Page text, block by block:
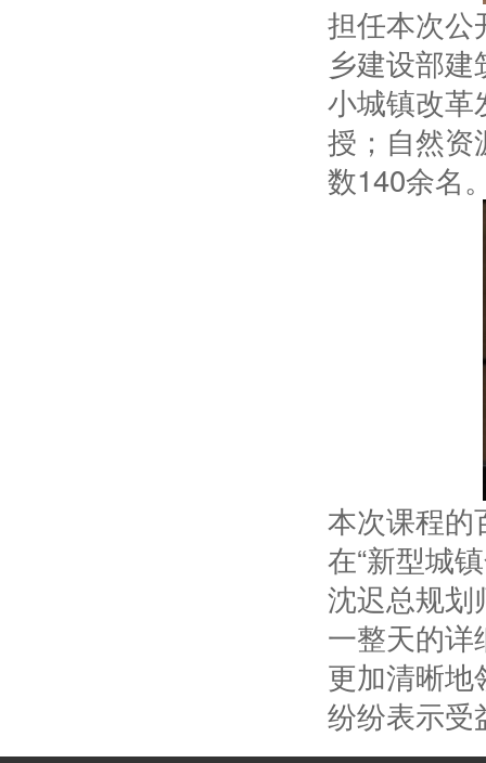
担任本次公
乡建设部
小城镇改革
授；自然资
数140余名
本次课程的
在“新型城
沈迟总规划
一整天的详
更加清晰地
纷纷表示受